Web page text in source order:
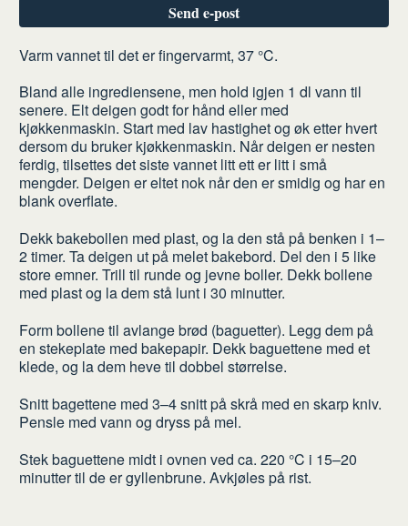
Send e-post
Slik
gjør
du
Varm vannet til det er fingervarmt, 37 °C.
Bland alle ingrediensene, men hold igjen 1 dl vann til
senere. Elt deigen godt for hånd eller med
kjøkkenmaskin. Start med lav hastighet og øk etter hvert
dersom du bruker kjøkkenmaskin. Når deigen er nesten
ferdig, tilsettes det siste vannet litt ett er litt i små
mengder. Deigen er eltet nok når den er smidig og har en
blank overflate.
Dekk bakebollen med plast, og la den stå på benken i 1–
2 timer. Ta deigen ut på melet bakebord. Del den i 5 like
store emner. Trill til runde og jevne boller. Dekk bollene
med plast og la dem stå lunt i 30 minutter.
Form bollene til avlange brød (baguetter). Legg dem på
en stekeplate med bakepapir. Dekk baguettene med et
klede, og la dem heve til dobbel størrelse.
Snitt bagettene med 3–4 snitt på skrå med en skarp kniv.
Pensle med vann og dryss på mel.
Stek baguettene midt i ovnen ved ca. 220 °C i 15–20
minutter til de er gyllenbrune. Avkjøles på rist.